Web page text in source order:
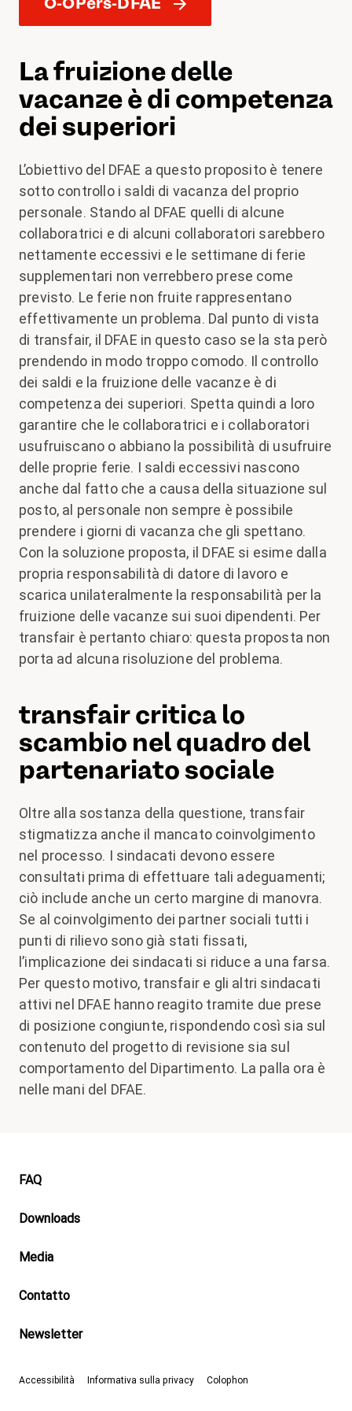
La fruizione delle
vacanze è di competenza
dei superiori
L’obiettivo del DFAE a questo proposito è tenere
sotto controllo i saldi di vacanza del proprio
personale. Stando al DFAE quelli di alcune
collaboratrici e di alcuni collaboratori sarebbero
nettamente eccessivi e le settimane di ferie
supplementari non verrebbero prese come
previsto. Le ferie non fruite rappresentano
effettivamente un problema. Dal punto di vista
di transfair, il DFAE in questo caso se la sta però
prendendo in modo troppo comodo. Il controllo
dei saldi e la fruizione delle vacanze è di
competenza dei superiori. Spetta quindi a loro
garantire che le collaboratrici e i collaboratori
usufruiscano o abbiano la possibilità di usufruire
delle proprie ferie. I saldi eccessivi nascono
anche dal fatto che a causa della situazione sul
posto, al personale non sempre è possibile
prendere i giorni di vacanza che gli spettano.
Con la soluzione proposta, il DFAE si esime dalla
propria responsabilità di datore di lavoro e
scarica unilateralmente la responsabilità per la
fruizione delle vacanze sui suoi dipendenti. Per
transfair è pertanto chiaro: questa proposta non
porta ad alcuna risoluzione del problema.
transfair critica lo
scambio nel quadro del
partenariato sociale
Oltre alla sostanza della questione, transfair
stigmatizza anche il mancato coinvolgimento
nel processo. I sindacati devono essere
consultati prima di effettuare tali adeguamenti;
ciò include anche un certo margine di manovra.
Se al coinvolgimento dei partner sociali tutti i
punti di rilievo sono già stati fissati,
l’implicazione dei sindacati si riduce a una farsa.
Per questo motivo, transfair e gli altri sindacati
attivi nel DFAE hanno reagito tramite due prese
di posizione congiunte, rispondendo così sia sul
contenuto del progetto di revisione sia sul
comportamento del Dipartimento. La palla ora è
nelle mani del DFAE.
Footer
FAQ
Downloads
Media
Contatto
Newsletter
Accessibilità Informativa sulla privacy Colophon